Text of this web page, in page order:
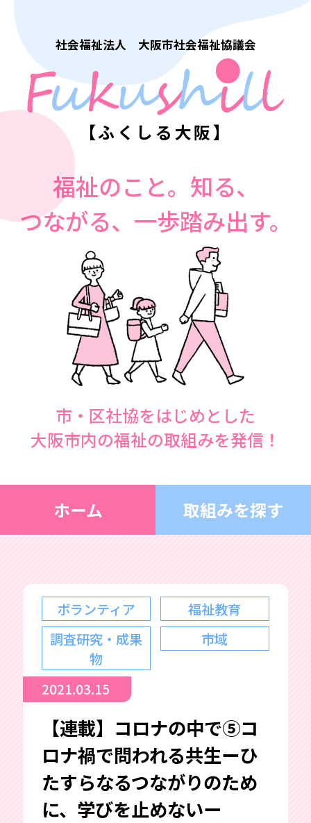
社会福祉法人 大阪市社会福祉協議会
【ふくしる大阪】
福祉のこと。知る、
つながる、一歩踏み出す。
市・区社協をはじめとした
大阪市内の福祉の取組みを発信！
ホーム 取組みを探す
ボランティア
福祉教育
調査研究・成果
物
市域
2021.03.15
【連載】コロナの中で⑤コ
ロナ禍で問われる共生ーひ
たすらなるつながりのため
に、学びを止めないー